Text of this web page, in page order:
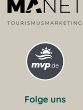
Folge uns